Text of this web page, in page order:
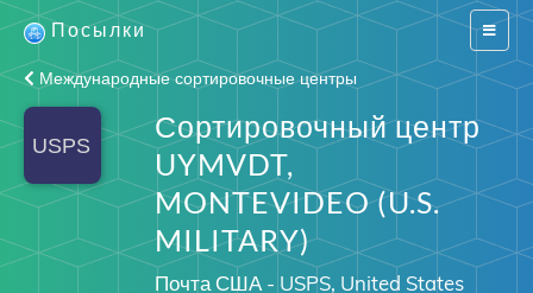
Switch
Посылки
Международные сортировочные центры
Сортировочный центр
UYMVDT,
MONTEVIDEO (U.S.
MILITARY)
Почта США - USPS, United States